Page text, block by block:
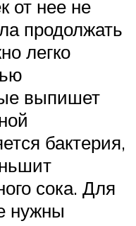
от нее не
продолжать
легко
выпишет
бактерия,
сока. Для
нужны